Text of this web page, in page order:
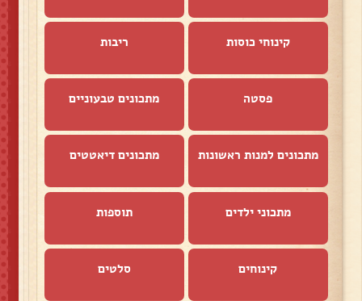
קינוחי כוסות ריבות
פסטה מתכונים טבעוניים
מתכונים למנות ראשונות מתכונים דיאטטים
מתכוני ילדים תוספות
קינוחים סלטים